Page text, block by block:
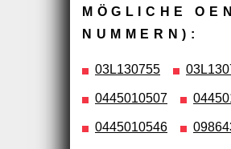
MÖGLICHE
NUMMERN):
03L130755
0445010507
0445010546